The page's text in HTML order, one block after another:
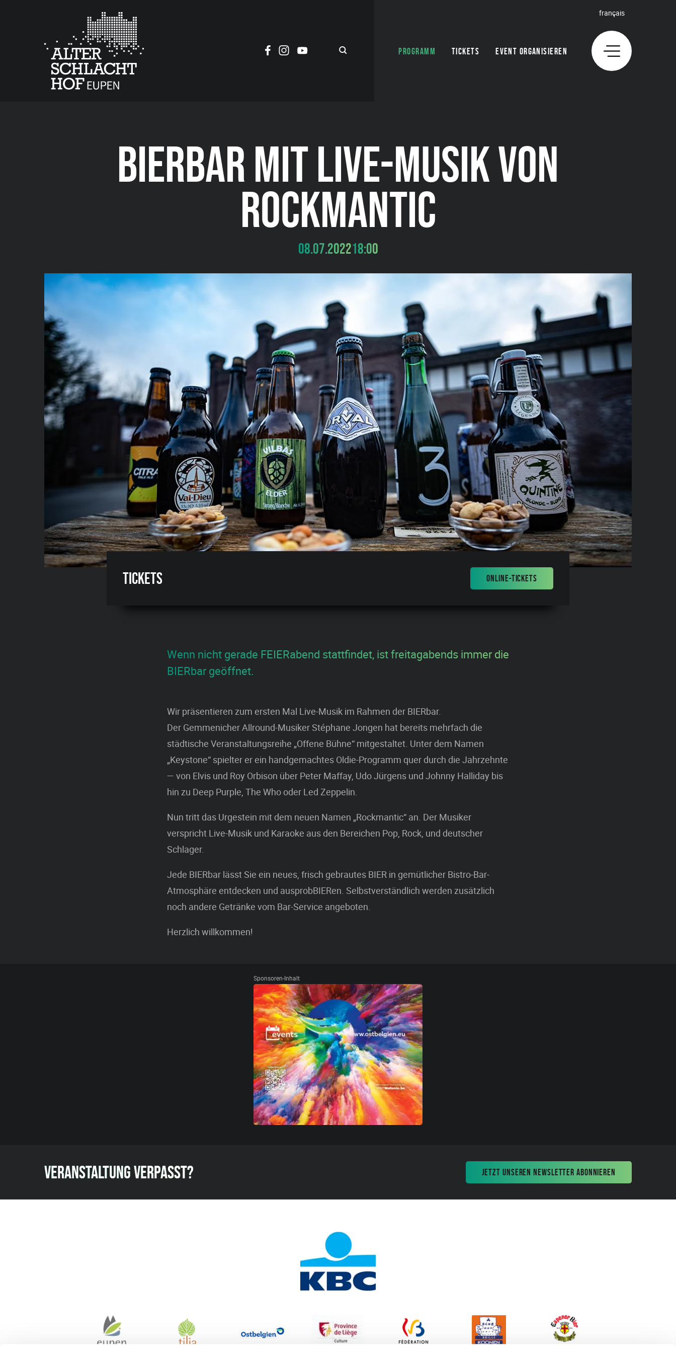
PROGRAMM TICKETS EVENT ORGANISIEREN
français
BIERBAR MIT LIVE-MUSIK VON
ROCKMANTIC
08.07.202218:00
Tickets ONLINE-TICKETS
Wenn nicht gerade FEIERabend stattfindet, ist freitagabends immer die
BIERbar geöffnet.
Wir präsentieren zum ersten Mal Live-Musik im Rahmen der BIERbar.
Der Gemmenicher Allround-Musiker Stéphane Jongen hat bereits mehrfach die
städtische Veranstaltungsreihe „Offene Bühne“ mitgestaltet. Unter dem Namen
„Keystone“ spielter er ein handgemachtes Oldie-Programm quer durch die Jahrzehnte
— von Elvis und Roy Orbison über Peter Maffay, Udo Jürgens und Johnny Halliday bis
hin zu Deep Purple, The Who oder Led Zeppelin.
Nun tritt das Urgestein mit dem neuen Namen „Rockmantic“ an. Der Musiker
verspricht Live-Musik und Karaoke aus den Bereichen Pop, Rock, und deutscher
Schlager.
Jede BIERbar lässt Sie ein neues, frisch gebrautes BIER in gemütlicher Bistro-Bar-
Atmosphäre entdecken und ausprobBIERen. Selbstverständlich werden zusätzlich
noch andere Getränke vom Bar-Service angeboten.
Herzlich willkommen!
Sponsoren-Inhalt
VERANSTALTUNG VERPASST? JETZT UNSEREN NEWSLETTER ABONNIEREN